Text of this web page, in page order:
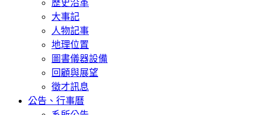
歷史沿革
大事記
人物記事
地理位置
圖書儀器設備
回顧與展望
徵才訊息
公告、行事曆